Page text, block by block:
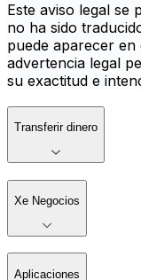
Este aviso legal se
no ha sido
puede aparecer en
advertencia legal
su exactitud e
Transferir dinero
Xe Negocios
Aplicaciones